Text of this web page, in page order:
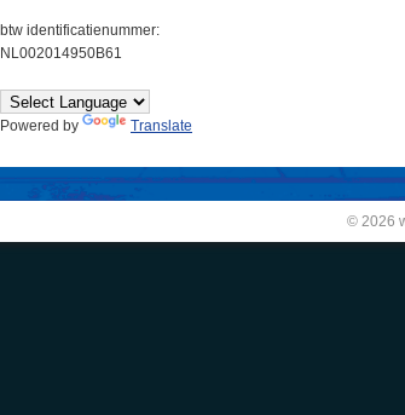
btw identificatienummer:
NL002014950B61
Powered by Translate
© 2026